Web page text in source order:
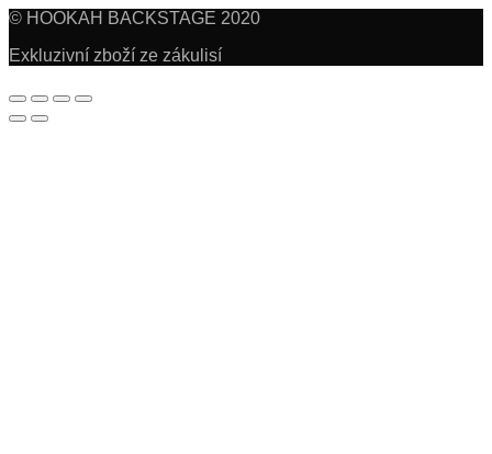
© HOOKAH BACKSTAGE 2020
Exkluzivní zboží ze zákulisí